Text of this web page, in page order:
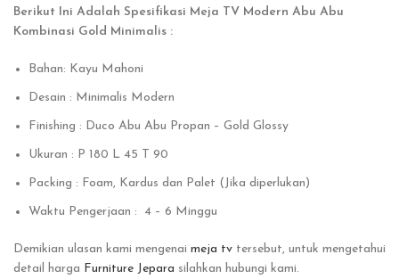
Berikut Ini Adalah Spesifikasi Meja TV Modern Abu Abu
Kombinasi Gold Minimalis :
Bahan: Kayu Mahoni
Desain : Minimalis Modern
Finishing : Duco Abu Abu Propan – Gold Glossy
Ukuran : P 180 L 45 T 90
Packing : Foam, Kardus dan Palet (Jika diperlukan)
Waktu Pengerjaan : 4 – 6 Minggu
Demikian ulasan kami mengenai meja tv tersebut, untuk mengetahui
detail harga Furniture Jepara silahkan hubungi kami.